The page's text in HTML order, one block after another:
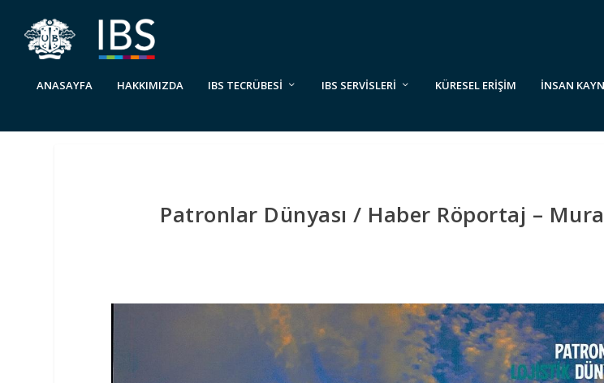
ANASAYFA HAKKIMIZDA IBS TECRÜBESİ IBS SERVİSLERİ KÜRESEL ERİŞİM İNSAN
Patronlar Dünyası / Haber Röportaj –